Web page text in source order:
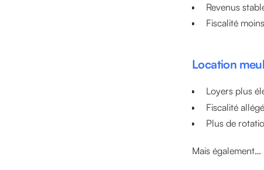
Revenus
Fiscalité
Location
Loyers plus
Fiscalité
Plus de
Mais également…